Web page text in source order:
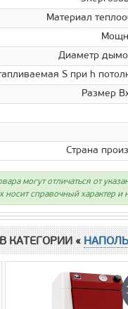
Материал
Диаметр
S при h
Размер
Страна
могут отличаться от
носит справочный характер
КАТЕГОРИИ «